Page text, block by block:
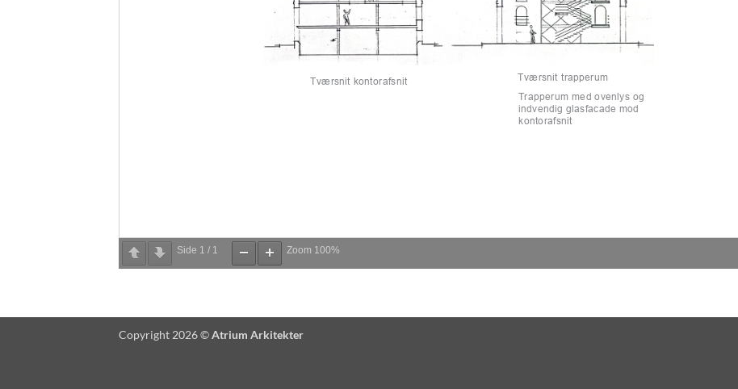
Side 1 / 1 Zoom 100%
Copyright 2026 ©Atrium Arkitekter